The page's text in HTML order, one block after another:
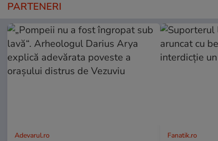
PARTENERI
Adevarul.ro Fanatik.ro